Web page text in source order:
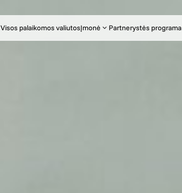
Visos palaikomos valiutosĮmonė Partnerystės programa